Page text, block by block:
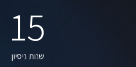
15
שנות ניסיון